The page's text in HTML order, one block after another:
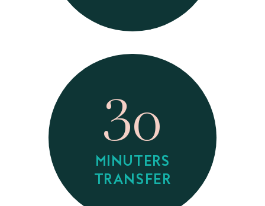
3o
MINUTERS
TRANSFER